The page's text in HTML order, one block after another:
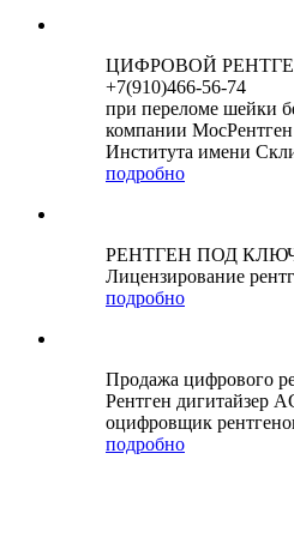
ЦИФРОВОЙ
+7(910)466-56-74
при переломе шейки
компании
Института имени
подробно
РЕНТГЕН ПОД
Лицензирование
подробно
Продажа цифрового
Рентген дигитайзер
оцифровщик
подробно